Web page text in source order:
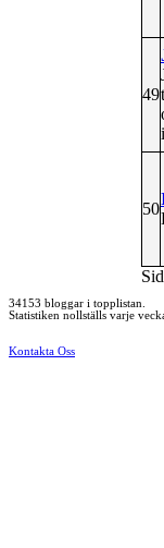
49
50
34153 bloggar i topplistan.
Statistiken nollställs varje
Kontakta Oss